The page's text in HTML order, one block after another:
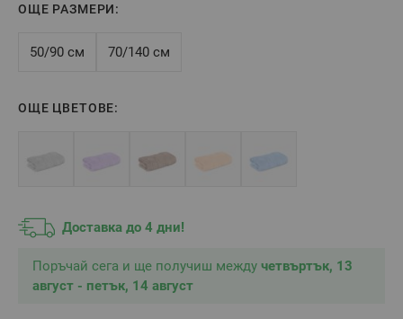
Микропамукът
мекота и плътност.
Вашата баня.
Размер:
Цвят:
разминаване в тоновете и цветовете според
настройките на използваното устройство.
ОЩЕ РАЗМЕРИ:
50/90 см 70/140 см
ОЩЕ ЦВЕТОВЕ:
Доставка до 4 дни!
Поръчай сега и ще получиш между четвъртък, 13
август - петък, 14 август